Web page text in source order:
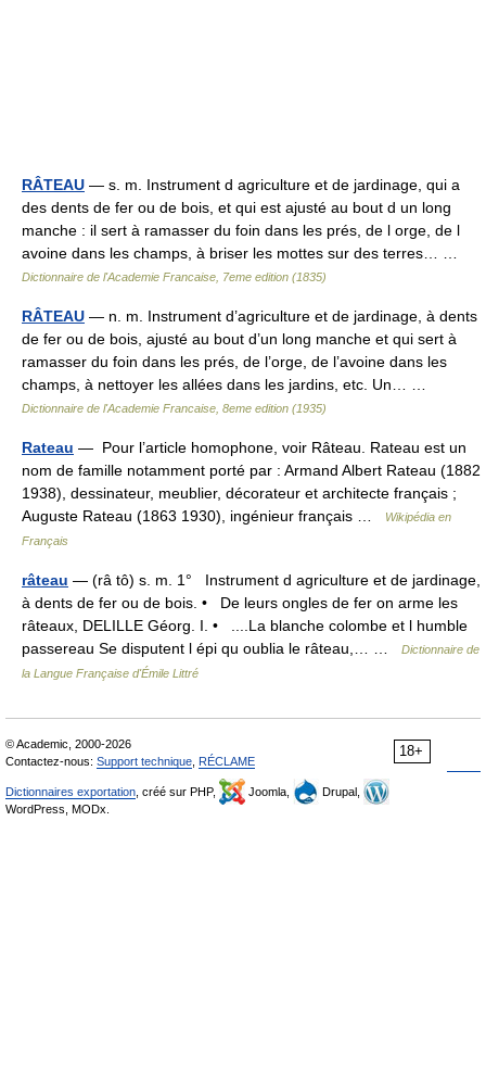
RÂTEAU — s. m. Instrument d agriculture et de jardinage, qui a
des dents de fer ou de bois, et qui est ajusté au bout d un long
manche : il sert à ramasser du foin dans les prés, de l orge, de l
avoine dans les champs, à briser les mottes sur des terres… …
Dictionnaire de l'Academie Francaise, 7eme edition (1835)
RÂTEAU — n. m. Instrument d’agriculture et de jardinage, à dents
de fer ou de bois, ajusté au bout d’un long manche et qui sert à
ramasser du foin dans les prés, de l’orge, de l’avoine dans les
champs, à nettoyer les allées dans les jardins, etc. Un… …
Dictionnaire de l'Academie Francaise, 8eme edition (1935)
Rateau — Pour l’article homophone, voir Râteau. Rateau est un
nom de famille notamment porté par : Armand Albert Rateau (1882
1938), dessinateur, meublier, décorateur et architecte français ;
Auguste Rateau (1863 1930), ingénieur français …
Wikipédia en
Français
râteau — (râ tô) s. m. 1° Instrument d agriculture et de jardinage,
à dents de fer ou de bois. • De leurs ongles de fer on arme les
râteaux, DELILLE Géorg. I. • ....La blanche colombe et l humble
passereau Se disputent l épi qu oublia le râteau,… …
Dictionnaire de
la Langue Française d'Émile Littré
18+
© Academic, 2000-2026
Contactez-nous: Support technique RÉCLAME
Dictionnaires exportation , créé sur PHP, Joomla,
Drupal,
WordPress, MODx.